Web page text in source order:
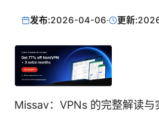
发布:2026-04-06· 更新:
Missav：VPNs 的完整解读与